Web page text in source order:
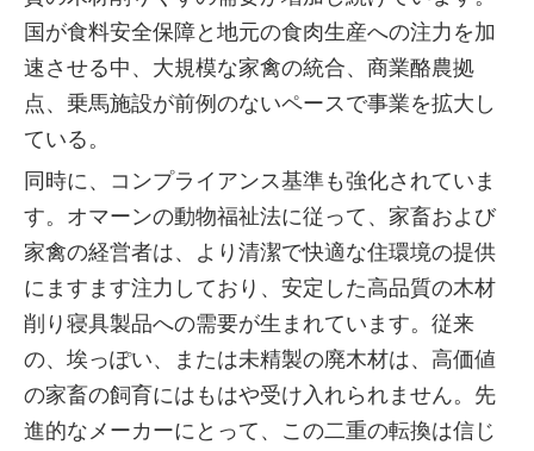
国が食料安全保障と地元の食肉生産への注力を加
速させる中、大規模な家禽の統合、商業酪農拠
点、乗馬施設が前例のないペースで事業を拡大し
ている。
同時に、コンプライアンス基準も強化されていま
す。オマーンの動物福祉法に従って、家畜および
家禽の経営者は、より清潔で快適な住環境の提供
にますます注力しており、安定した高品質の木材
削り寝具製品への需要が生まれています。従来
の、埃っぽい、または未精製の廃木材は、高価値
の家畜の飼育にはもはや受け入れられません。先
進的なメーカーにとって、この二重の転換は信じ